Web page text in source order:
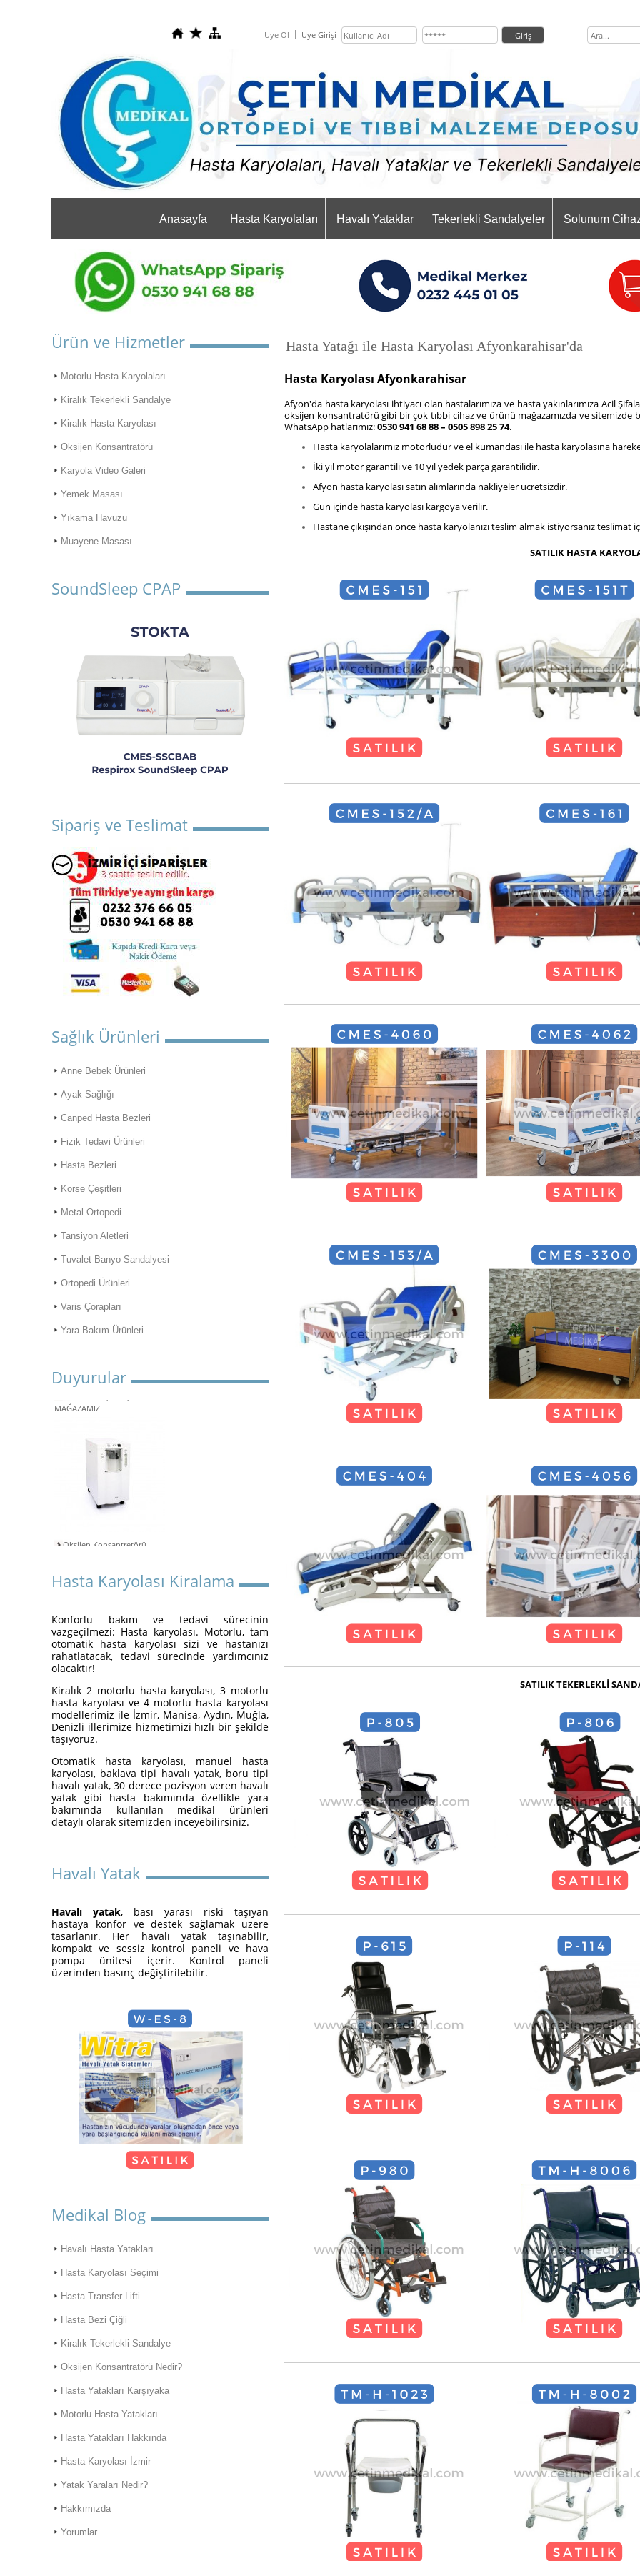
Üye Ol Üye Girişi
Anasayfa Hasta Karyolaları Havalı Yataklar Tekerlekli Sandalyeler Solunum
Ürün ve Hizmetler
Motorlu Hasta Karyolaları
Kiralık Tekerlekli Sandalye
Kiralık Hasta Karyolası
Oksijen Konsantratörü
Karyola Video Galeri
Yemek Masası
Yıkama Havuzu
Muayene Masası
SoundSleep CPAP
Sipariş ve Teslimat
Sağlık Ürünleri
Anne Bebek Ürünleri
Ayak Sağlığı
Canped Hasta Bezleri
Fizik Tedavi Ürünleri
Hasta Bezleri
Korse Çeşitleri
Metal Ortopedi
Tansiyon Aletleri
Tuvalet-Banyo Sandalyesi
Ortopedi Ürünleri
Varis Çorapları
Yara Bakım Ürünleri
Duyurular
ONLİNE ALIŞVERİŞ
Kiralama
Öneme Sahip Bir Araç
Süper Konfor ile Hasta Bakım
İzmir Konak Hasta Yatağı
Kurulumları Devam Ediyor
Hasta Karyolası ve Havalı
Yatak Nasıl Kurulur?
Hasta Karyolası Güzelbahçe
Bostanlı
Kiralık Hasta Karyolası
Hasta Karyolası Muğla
Hasta Karyolası Kiralama
Hasta Karyolası Kiralama
Konforlu bakım ve tedavi sürecinin
vazgeçilmezi: Hasta karyolası. Motorlu, tam
otomatik hasta karyolası sizi ve hastanızı
rahatlatacak, tedavi sürecinde yardımcınız
olacaktır!
Kiralık 2 motorlu hasta karyolası, 3 motorlu
hasta karyolası ve 4 motorlu hasta karyolası
modellerimiz ile İzmir, Manisa, Aydın, Muğla,
Denizli illerimize hizmetimizi hızlı bir şekilde
taşıyoruz.
Otomatik hasta karyolası, manuel hasta
karyolası, baklava tipi havalı yatak, boru tipi
havalı yatak, 30 derece pozisyon veren havalı
yatak gibi hasta bakımında özellikle yara
bakımında kullanılan medikal ürünleri
detaylı olarak sitemizden inceyebilirsiniz.
Havalı Yatak
Havalı yatak, bası yarası riski taşıyan
hastaya konfor ve destek sağlamak üzere
tasarlanır. Her havalı yatak taşınabilir,
kompakt ve sessiz kontrol paneli ve hava
pompa ünitesi içerir. Kontrol paneli
üzerinden basınç değiştirilebilir.
Medikal Blog
Havalı Hasta Yatakları
Hasta Karyolası Seçimi
Hasta Transfer Lifti
Hasta Bezi Çiğli
Kiralık Tekerlekli Sandalye
Oksijen Konsantratörü Nedir?
Hasta Yatakları Karşıyaka
Motorlu Hasta Yatakları
Hasta Yatakları Hakkında
Hasta Karyolası İzmir
Yatak Yaraları Nedir?
Hakkımızda
Yorumlar
Hasta Yatağı ile Hasta Karyolası Afyonkarahisar'da
Hasta Karyolası Afyonkarahisar
Afyon'da hasta karyolası ihtiyacı olan hastalarımıza ve hasta yakınlarımıza Acil
oksijen konsantratörü gibi bir çok tıbbi cihaz ve ürünü mağazamızda ve sitemizde
WhatsApp hatlarımız:0530 941 68 88 – 0505 898 25 74.
Hasta karyolalarımız motorludur ve el kumandası ile hasta karyolasına
İki yıl motor garantili ve 10 yıl yedek parça garantilidir.
Afyon hasta karyolasısatın alımlarında nakliyeler ücretsizdir.
Gün içinde hasta karyolası kargoya verilir.
Hastane çıkışından önce hasta karyolanızı teslim almak istiyorsanız teslimat
SATILIK HASTA
SATILIK TEKERLEKLİ